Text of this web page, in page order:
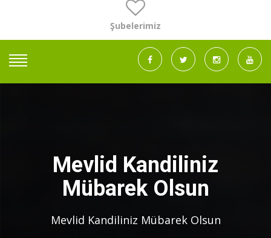
Şubelerimiz
Mevlid Kandiliniz
Mübarek Olsun
Mevlid Kandiliniz Mübarek Olsun